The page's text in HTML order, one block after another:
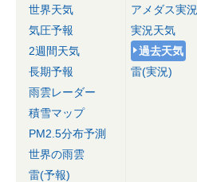
世界天気
気圧予報
2週間天気
長期予報
雨雲レーダー
積雪マップ
PM2.5分布予測
世界の雨雲
雷(予報)
アメダス実況
実況天気
過去天気
雷(実況)